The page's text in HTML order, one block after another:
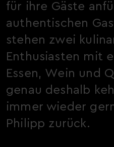
für ihre Gäste
authentischen
stehen zwei
Enthusiasten mit
Essen, Wein und
genau deshalb
immer wieder
Philipp zurück.